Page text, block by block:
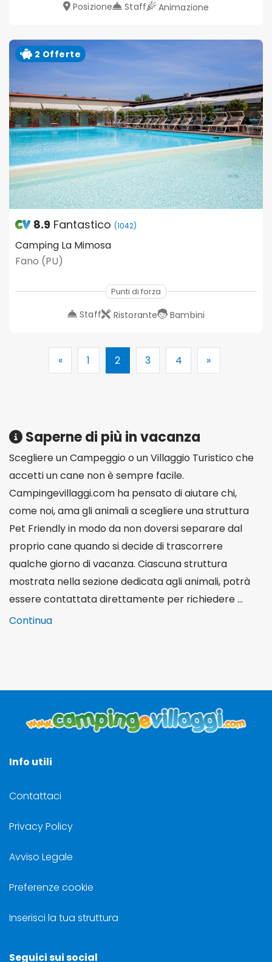
Posizione Staff Animazione
2 Offerte
8.9 Fantastico (1042)
Camping La Mimosa
Fano (PU)
Punti di forza
Staff Ristorante Bambini
« 1 2 3 4 »
Saperne di più in vacanza
Scegliere un Campeggio o un Villaggio Turistico che
accetti un cane non è sempre facile.
Campingevillaggi.com ha pensato di aiutare chi,
come noi, ama gli animali a scegliere una struttura
Pet Friendly in modo da non doversi separare dal
proprio cane quando si decide di trascorrere
qualche giorno di vacanza. Ciascuna struttura
mostrata nella sezione dedicata agli animali, potrà
essere contattata direttamente per richiedere ...
Continua
Info utili
Contattaci
Privacy Policy
Avviso Legale
Preferenze cookie
Inserisci la tua struttura
Seguici sui social